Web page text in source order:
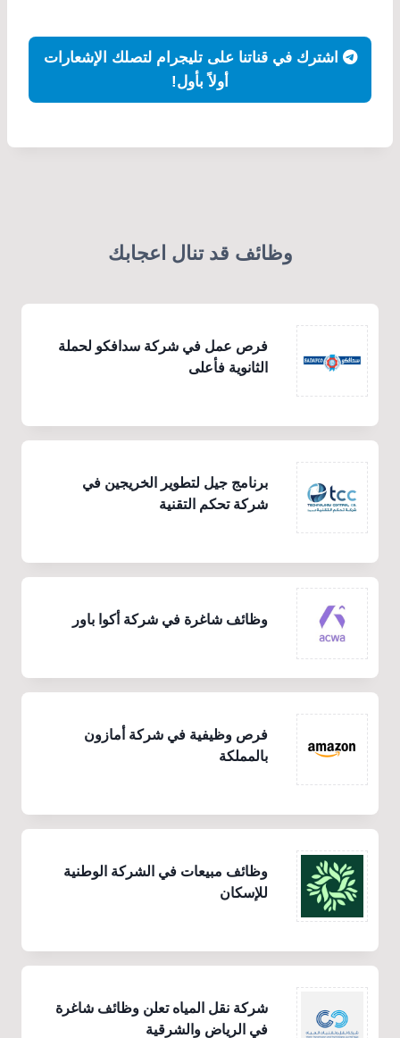
اشترك في قناتنا على تليجرام لتصلك الإشعارات
أولاً بأول!
وظائف قد تنال اعجابك
فرص عمل في شركة سدافكو لحملة
الثانوية فأعلى
برنامج جيل لتطوير الخريجين في
شركة تحكم التقنية
وظائف شاغرة في شركة أكوا باور
فرص وظيفية في شركة أمازون
بالمملكة
وظائف مبيعات في الشركة الوطنية
للإسكان
شركة نقل المياه تعلن وظائف شاغرة
في الرياض والشرقية